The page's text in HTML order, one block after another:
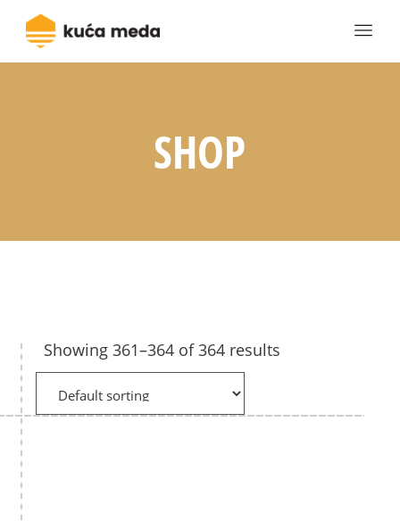
SHOP
Showing 361–364 of 364 results